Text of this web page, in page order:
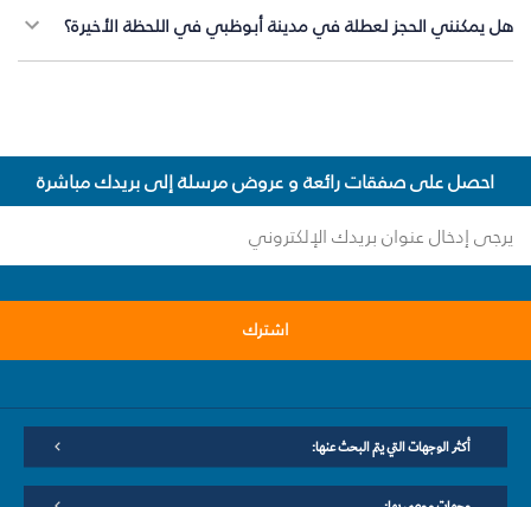
هل يمكنني الحجز لعطلة في مدينة أبوظبي في اللحظة الأخيرة؟
احصل على صفقات رائعة و عروض مرسلة إلى بريدك مباشرة
اشترك
أكثر الوجهات التي يتم البحث عنها: